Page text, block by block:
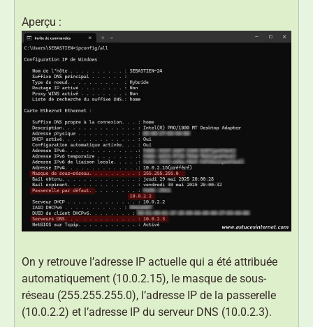
Aperçu :
On y retrouve l’adresse IP actuelle qui a été attribuée
automatiquement (10.0.2.15), le masque de sous-
réseau (255.255.255.0), l’adresse IP de la passerelle
(10.0.2.2) et l’adresse IP du serveur DNS (10.0.2.3).